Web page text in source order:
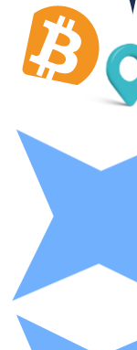
Litecoin
LTC
XRP